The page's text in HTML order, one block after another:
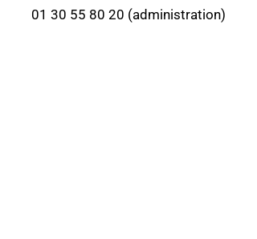
01 30 55 80 20 (administration)